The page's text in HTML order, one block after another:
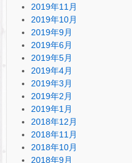
2019年11月
2019年10月
2019年9月
2019年6月
2019年5月
2019年4月
2019年3月
2019年2月
2019年1月
2018年12月
2018年11月
2018年10月
2018年9月